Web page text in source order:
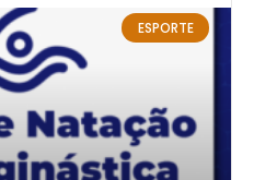
ESPORTE